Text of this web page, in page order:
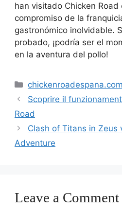
han visitado Chicken
compromiso de la
gastronómico inolvidable.
probado, ¡podría ser el
en la aventura del pollo!
Categories
chickenroadespana.com
Scoprire il
Road
Clash of Titans in Zeus
Adventure
Leave a Comment